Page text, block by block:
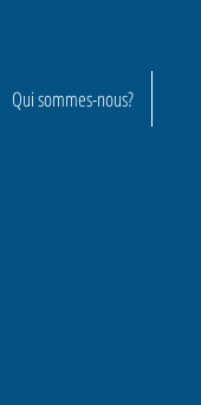
Qui sommes-nous?